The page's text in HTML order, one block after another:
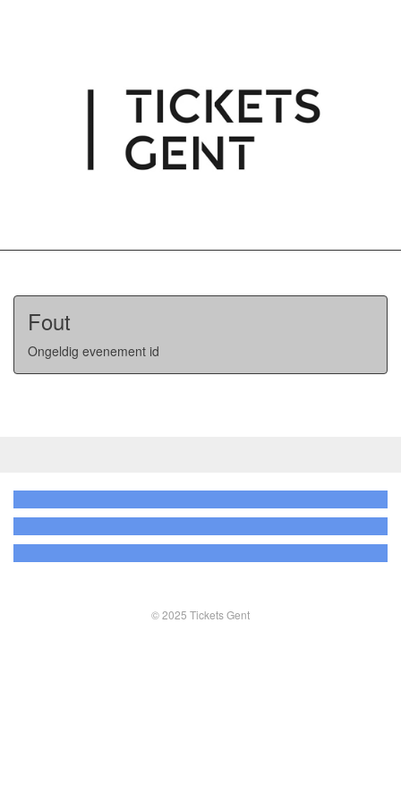
Fout
Ongeldig evenement id
© 2025 Tickets Gent